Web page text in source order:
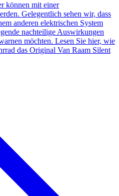
können mit einer
Gelegentlich sehen wir, dass
anderen elektrischen System
nachteilige Auswirkungen
möchten. Lesen Sie hier, wie
das Original Van Raam Silent